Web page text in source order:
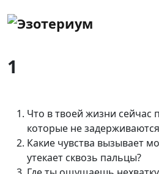
1
Что в твоей жизни сейчас
которые не
Какие чувства вызывает
утекает сквозь пальцы?